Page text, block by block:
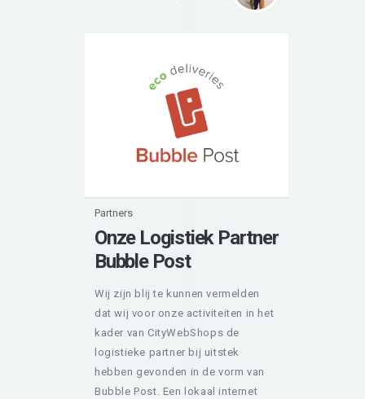
Partners
Onze Logistiek Partner
Bubble Post
Wij zijn blij te kunnen vermelden
dat wij voor onze activiteiten in het
kader van CityWebShops de
logistieke partner bij uitstek
hebben gevonden in de vorm van
Bubble Post. Een lokaal internet